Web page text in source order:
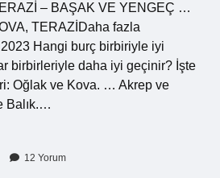
– BAŞAK VE YENGEÇ …
TERAZİDaha fazla
Hangi burç birbiriyle iyi
birbirleriyle daha iyi geçinir? İşte
Oğlak ve Kova. … Akrep ve
Balık.…
12 Yorum